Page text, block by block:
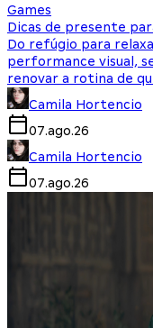
Games
Dicas de presente
Do refúgio para
performance visual,
renovar a rotina de
Camila Hortencio
07.ago.26
Camila Hortencio
07.ago.26